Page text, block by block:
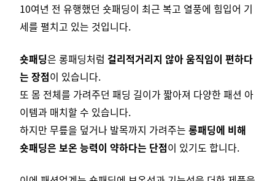
10여년 전 유행했던 숏패딩이 최근 복고 열풍에 힘입어 기
세를 펼치고 있는 것입니다.
숏패딩은 롱패딩처럼 걸리적거리지 않아 움직임이 편하다
는 장점이 있습니다.
또 몸 전체를 가려주던 패딩 길이가 짧아져 다양한 패션 아
이템과 매치할 수 있습니다.
하지만 무릎을 덮거나 발목까지 가려주는 롱패딩에 비해
숏패딩은 보온 능력이 약하다는 단점이 있기도 합니다.